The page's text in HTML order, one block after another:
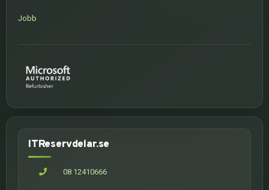
Jobb
ITReservdelar.se
08 12410666